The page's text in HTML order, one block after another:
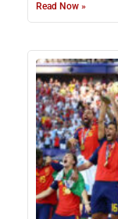
Read Now »